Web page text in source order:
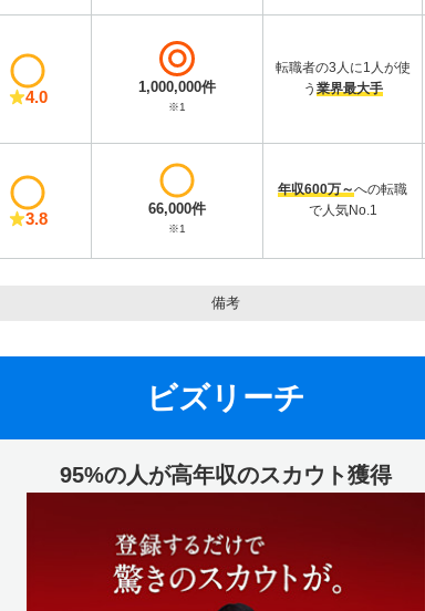
4.0
1,000,000件
※1
転職者の3人に1人が使
う 業界最大手
3.8
66,000件
※1
年収600万～への転職
で人気No.1
備考
ビズリーチ
95%の人が高年収のスカウト獲得